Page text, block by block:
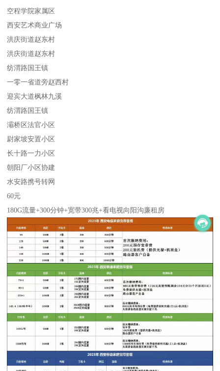
空程学院家属区
西安艺术商业广场
洪庆街道赵东村
洪庆街道赵东村
纺渭路国王镇
一零一省道旁赵西村
迎宾大道枫林九溪
纺渭路国王镇
灞桥区法官小区
尉家坡安置小区
长十路一力小区
朝阳厂小区协建
水安路携号转网
60元
180G流量+300分钟+宽带300兆+看电视向阳沟廉租房